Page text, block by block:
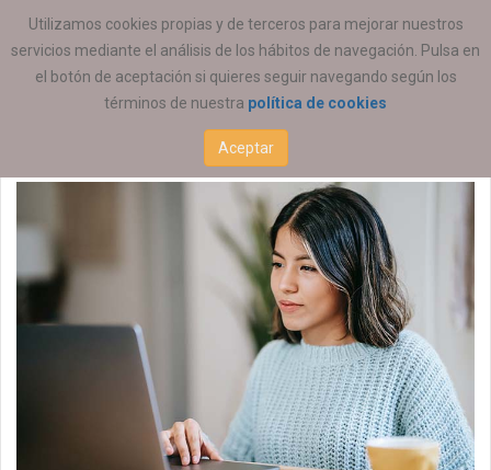
Utilizamos cookies propias y de terceros para mejorar nuestros
servicios mediante el análisis de los hábitos de navegación. Pulsa en
el botón de aceptación si quieres seguir navegando según los
términos de nuestra política de cookies
Aceptar
ESTÁ AQUÍ: EMPLEO OFERTAS DE EMPLEO
Educación Social